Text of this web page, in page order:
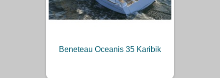
Beneteau Oceanis 35 Karibik